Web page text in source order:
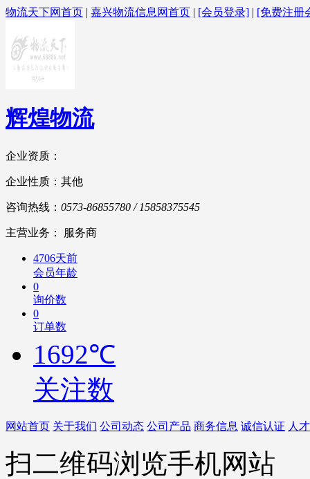
物流天下网首页 | 嘉兴物流信息网首页 | [会员登录] | [免费注册
辉煌物流
企业资质：
企业性质：其他
咨询热线： 0573-86855780 / 15858375545
主营业务： 服务商
4706天前
会员年龄
0
询价数
0
订单数
1692℃
关注数
网站首页 关于我们 公司动态 公司产品 商务信息 诚信认证 人
扫二维码浏览手机网站